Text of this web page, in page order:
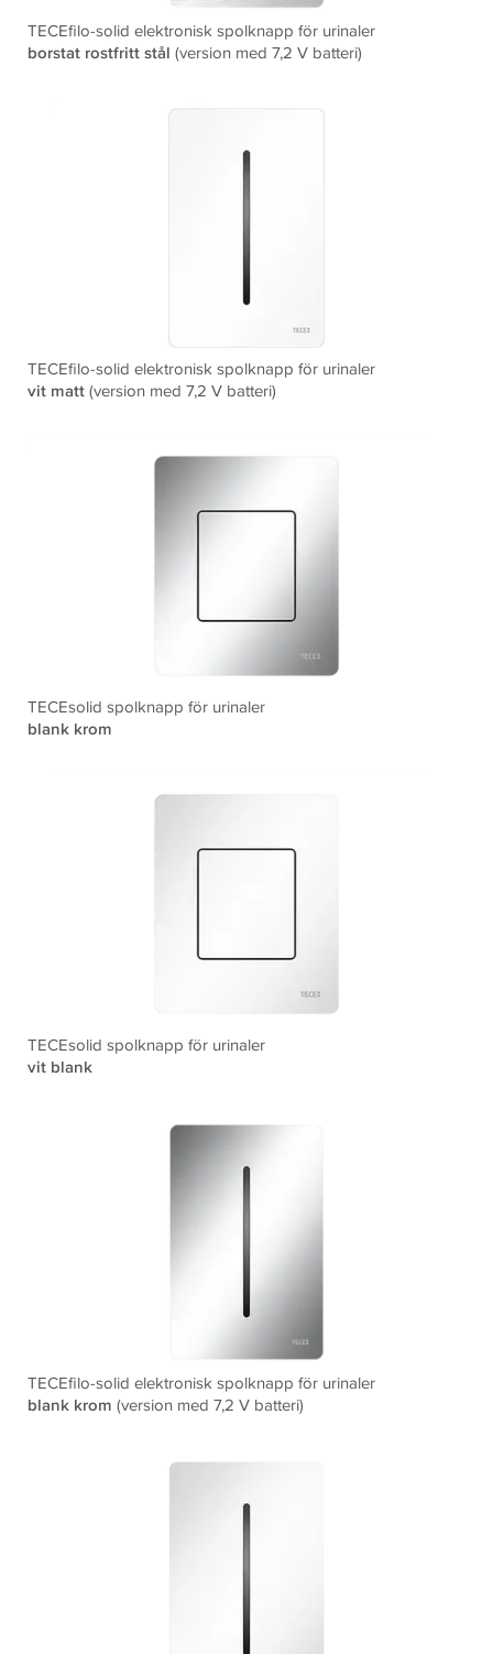
TECEfilo-solid elektronisk spolknapp för urinaler
borstat rostfritt stål (version med 7,2 V batteri)
TECEfilo-solid elektronisk spolknapp för urinaler
vit matt(version med 7,2 V batteri)
TECEsolid spolknapp för urinaler
blank krom
TECEsolid spolknapp för urinaler
vit blank
TECEfilo-solid elektronisk spolknapp för urinaler
blank krom (version med 7,2 V batteri)